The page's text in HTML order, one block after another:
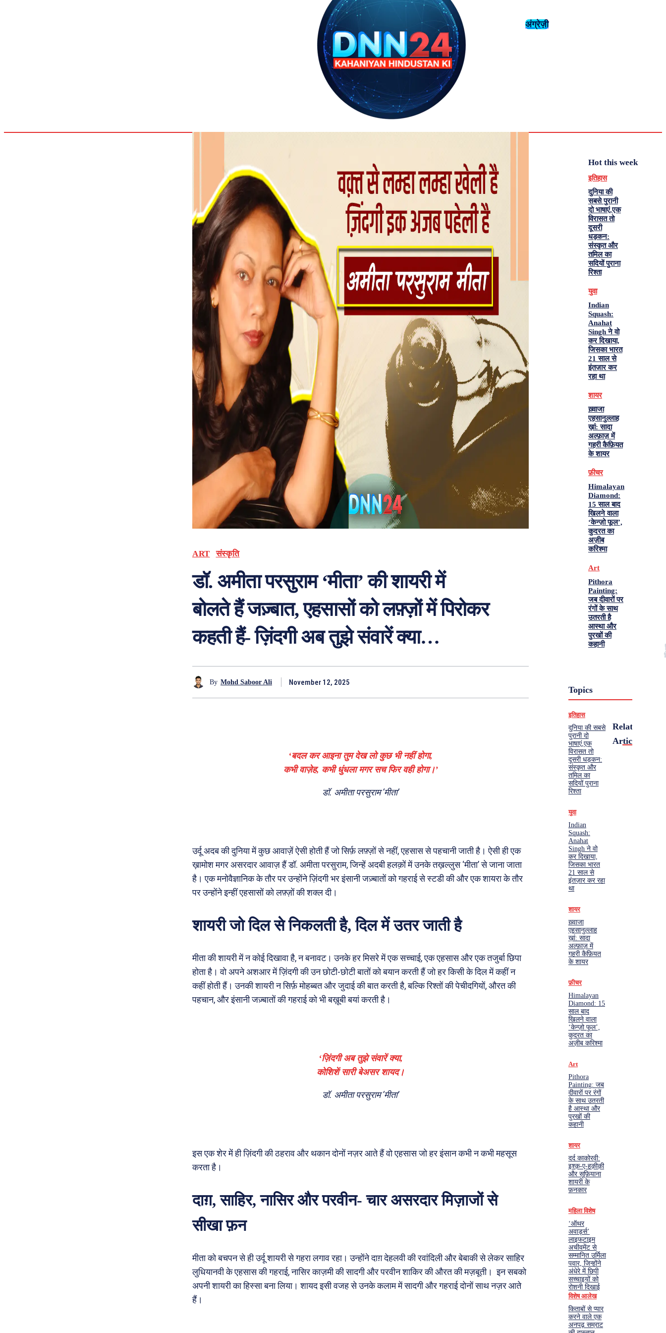
अंग्रेज़ी
ART संस्कृति
डॉ. अमीता परसुराम ‘मीता’ की शायरी में
बोलते हैं जज़्बात, एहसासों को लफ़्ज़ों में पिरोकर
कहती हैं- ज़िंदगी अब तुझे संवारें क्या…
By Mohd Saboor Ali November 12, 2025
‘बदल कर आइना तुम देख लो कुछ भी नहीं होगा,
कभी वाज़ेह, कभी धुंधला मगर सच फिर वही होगा।’
डॉ. अमीता परसुराम ‘मीता’
उर्दू अदब की दुनिया में कुछ आवाज़ें ऐसी होती हैं जो सिर्फ़ लफ़्ज़ों से नहीं, एहसास से पहचानी जाती है। ऐसी ही एक
ख़ामोश मगर असरदार आवाज़ हैं डॉ. अमीता परसुराम, जिन्हें अदबी हलक़ों में उनके तख़ल्लुस ‘मीता’ से जाना जाता
है। एक मनोवैज्ञानिक के तौर पर उन्होंने ज़िंदगी भर इंसानी जज़्बातों को गहराई से स्टडी की और एक शायरा के तौर
पर उन्होंने इन्हीं एहसासों को लफ़्ज़ों की शक्ल दी।
शायरी जो दिल से निकलती है, दिल में उतर जाती है
मीता की शायरी में न कोई दिखावा है, न बनावट। उनके हर मिसरे में एक सच्चाई, एक एहसास और एक तजुर्बा छिपा
होता है। वो अपने अशआर में ज़िंदगी की उन छोटी-छोटी बातों को बयान करती हैं जो हर किसी के दिल में कहीं न
कहीं होती हैं। उनकी शायरी न सिर्फ़ मोहब्बत और जुदाई की बात करती है, बल्कि रिश्तों की पेचीदगियों, औरत की
पहचान, और इंसानी जज़्बातों की गहराई को भी बख़ूबी बयां करती है।
‘ज़िंदगी अब तुझे संवारें क्या,
कोशिशें सारी बेअसर शायद।
डॉ. अमीता परसुराम ‘मीता’
इस एक शेर में ही ज़िंदगी की ठहराव और थकान दोनों नज़र आते हैं वो एहसास जो हर इंसान कभी न कभी महसूस
करता है।
दाग़, साहिर, नासिर और परवीन- चार असरदार मिज़ाजों से
सीखा फ़न
मीता को बचपन से ही उर्दू शायरी से गहरा लगाव रहा। उन्होंने दाग़ देहलवी की रवांदिली और बेबाकी से लेकर साहिर
लुधियानवी के एहसास की गहराई, नासिर काज़मी की सादगी और परवीन शाकिर की औरत की मज़बूती। इन सबको
अपनी शायरी का हिस्सा बना लिया। शायद इसी वजह से उनके कलाम में सादगी और गहराई दोनों साथ नज़र आते
हैं।
Hot this week
इतिहास
दुनिया की
सबसे पुरानी
दो भाषाएं,एक
विरासत तो
दूसरी
धड़कन:
संस्कृत और
तमिल का
सदियों पुराना
रिश्ता
युवा
Indian
Squash:
Anahat
Singh ने वो
कर दिखाया,
जिसका भारत
21 साल से
इंतज़ार कर
रहा था
शायर
ख़्वाजा
एहसानुल्लाह
ख़ां: सादा
अल्फ़ाज़ में
गहरी कैफ़ियत
के शायर
फ़ीचर
Himalayan
Diamond:
15 साल बाद
खिलने वाला
‘केन्ज़ो फूल’,
कुदरत का
अज़ीब
करिश्मा
Art
Pithora
Painting:
जब दीवारों पर
रंगों के साथ
उतरती है
आस्था और
पुरखों की
कहानी
Topics
इतिहास
दुनिया की सबसे
पुरानी दो
भाषाएं,एक
विरासत तो
दूसरी धड़कन:
संस्कृत और
तमिल का
सदियों पुराना
रिश्ता
युवा
Indian
Squash:
Anahat
Singh ने वो
कर दिखाया,
जिसका भारत
21 साल से
इंतज़ार कर रहा
था
शायर
ख़्वाजा
एहसानुल्लाह
ख़ां: सादा
अल्फ़ाज़ में
गहरी कैफ़ियत
के शायर
फ़ीचर
Himalayan
Diamond: 15
साल बाद
खिलने वाला
‘केन्ज़ो फूल’,
कुदरत का
अज़ीब करिश्मा
Art
Pithora
Painting: जब
दीवारों पर रंगों
के साथ उतरती
है आस्था और
पुरखों की
कहानी
शायर
दर्द काकोरवी:
इश्क़-ए-हक़ीक़ी
और सूफ़ियाना
शायरी के
फ़नकार
महिला विशेष
‘ऑथर
अवार्ड्स’
लाइफटाइम
अचीवमेंट से
सम्मानित उर्मिला
पवार, जिन्होंने
अंधेरे में छिपी
सच्चाइयों को
रोशनी दिखाई
विशेष आलेख
किताबों से प्यार
करने वाले एक
अनपढ़ सम्राट
Related
Articles